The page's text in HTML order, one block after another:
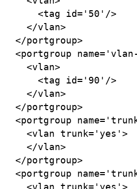
      <tag id='50'/>
    </vlan>
  </portgroup>
<portgroup
    <vlan>
      <tag id='90'/>
    </vlan>
  </portgroup>
<portgroup
    <vlan trunk='yes'>
    </vlan>
  </portgroup>
<portgroup
    <vlan trunk='yes'>